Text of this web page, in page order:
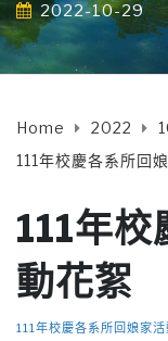
2022-10-29
Home 2022
111年校慶各系所回
111年
動花絮
111年校慶各系所回娘家